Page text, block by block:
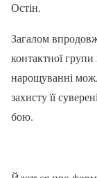
Остін.
Загалом
контактної
нарощуванні
захисту її
бою.